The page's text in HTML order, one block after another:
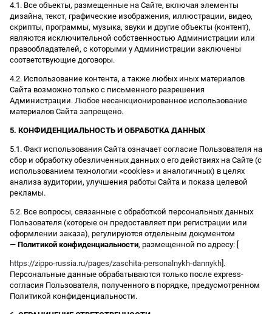
4.1. Все объекты, размещенные на Сайте, включая элементы
дизайна, текст, графические изображения, иллюстрации, видео,
скрипты, программы, музыка, звуки и другие объекты (контент),
являются исключительной собственностью Администрации или
правообладателей, с которыми у Администрации заключены
соответствующие договоры.
4.2. Использование контента, а также любых иных материалов
Сайта возможно только с письменного разрешения
Администрации. Любое несанкционированное использование
материалов Сайта запрещено.
5. КОНФИДЕНЦИАЛЬНОСТЬ И ОБРАБОТКА ДАННЫХ
5.1. Факт использования Сайта означает согласие Пользователя на
сбор и обработку обезличенных данных о его действиях на Сайте (с
использованием технологии «cookies» и аналогичных) в целях
анализа аудитории, улучшения работы Сайта и показа целевой
рекламы.
5.2. Все вопросы, связанные с обработкой персональных данных
Пользователя (которые он предоставляет при регистрации или
оформлении заказа), регулируются отдельным документом
— Политикой конфиденциальности, размещенной по адресу: [
https://zippo-russia.ru/pages/zaschita-personalnykh-dannykh ].
Персональные данные обрабатываются только после express-
согласия Пользователя, полученного в порядке, предусмотренном
Политикой конфиденциальности.